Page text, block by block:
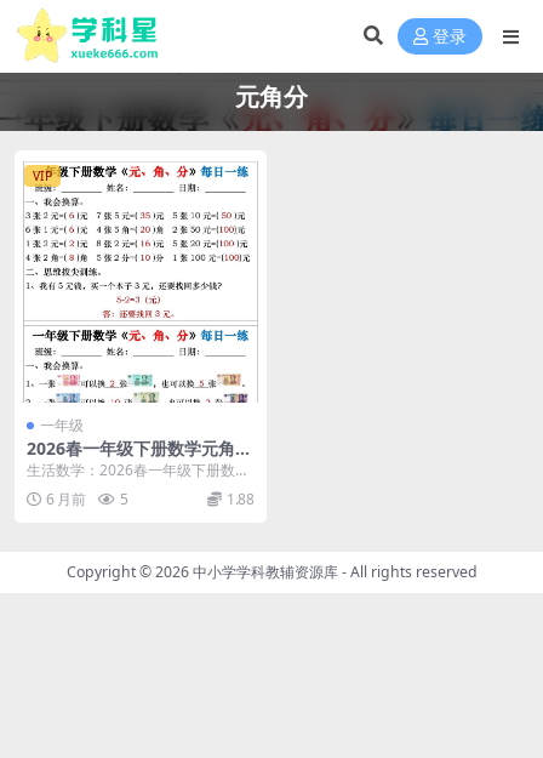
登录
元角分
VIP
一年级
2026春一年级下册数学元角分
单位换算专项每日一练同步提
分电子版资料
生活数学：2026春一年级下册数学
元角分专项每日一练核心解析 大家
好，我是学科星...
6 月前 5 1.88
Copyright © 2026中小学学科教辅资源库- All rights reserved